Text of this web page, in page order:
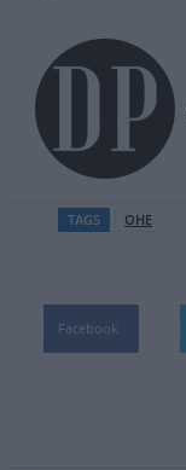
TAGS ΟΗΕ
Facebook